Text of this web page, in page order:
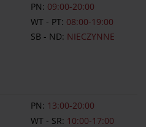
PN: 09:00-20:00
WT - PT: 08:00-19:00
SB - ND: NIECZYNNE
PN: 13:00-20:00
WT - SR: 10:00-17:00